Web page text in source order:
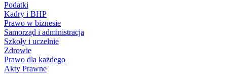
Podatki
Kadry i BHP
Prawo w biznesie
Samorząd i administracja
Szkoły i uczelnie
Zdrowie
Prawo dla każdego
Akty Prawne